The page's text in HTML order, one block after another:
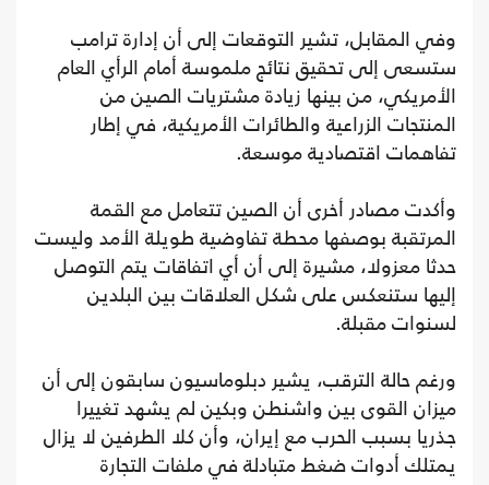
وفي المقابل، تشير التوقعات إلى أن إدارة ترامب
ستسعى إلى تحقيق نتائج ملموسة أمام الرأي العام
الأمريكي، من بينها زيادة مشتريات الصين من
المنتجات الزراعية والطائرات الأمريكية، في إطار
تفاهمات اقتصادية موسعة.
وأكدت مصادر أخرى أن الصين تتعامل مع القمة
المرتقبة بوصفها محطة تفاوضية طويلة الأمد وليست
حدثا معزولا، مشيرة إلى أن أي اتفاقات يتم التوصل
إليها ستنعكس على شكل العلاقات بين البلدين
لسنوات مقبلة.
ورغم حالة الترقب، يشير دبلوماسيون سابقون إلى أن
ميزان القوى بين واشنطن وبكين لم يشهد تغييرا
جذريا بسبب الحرب مع إيران، وأن كلا الطرفين لا يزال
يمتلك أدوات ضغط متبادلة في ملفات التجارة